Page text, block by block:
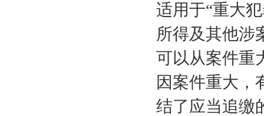
适用于“重大
所得及其他涉
可以从案件重
因案件重大，
结了应当追缴